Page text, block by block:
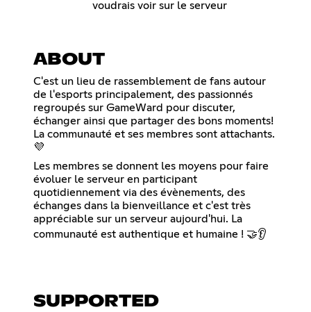
voudrais voir sur le serveur
ABOUT
C'est un lieu de rassemblement de fans autour
de l'esports principalement, des passionnés
regroupés sur GameWard pour discuter,
échanger ainsi que partager des bons moments!
La communauté et ses membres sont attachants.
💜
Les membres se donnent les moyens pour faire
évoluer le serveur en participant
quotidiennement via des évènements, des
échanges dans la bienveillance et c'est très
appréciable sur un serveur aujourd'hui. La
communauté est authentique et humaine ! 🤝👂
SUPPORTED